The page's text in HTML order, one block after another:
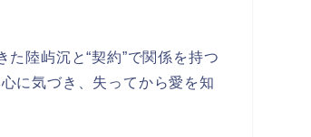
陸屿沉と“契約”で関係を持つ
に気づき、失ってから愛を知